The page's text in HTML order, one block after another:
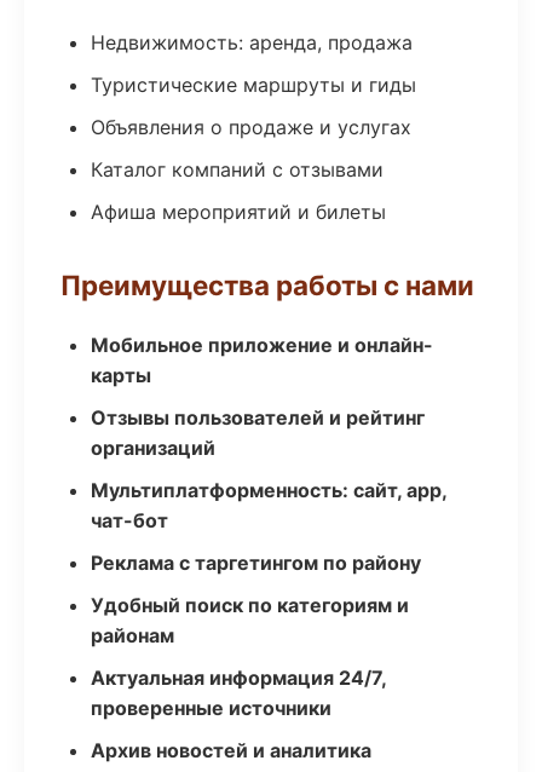
Недвижимость: аренда, продажа
Туристические маршруты и гиды
Объявления о продаже и услугах
Каталог компаний с отзывами
Афиша мероприятий и билеты
Преимущества работы с нами
Мобильное приложение и онлайн-
карты
Отзывы пользователей и рейтинг
организаций
Мультиплатформенность: сайт, app,
чат-бот
Реклама с таргетингом по району
Удобный поиск по категориям и
районам
Актуальная информация 24/7,
проверенные источники
Архив новостей и аналитика